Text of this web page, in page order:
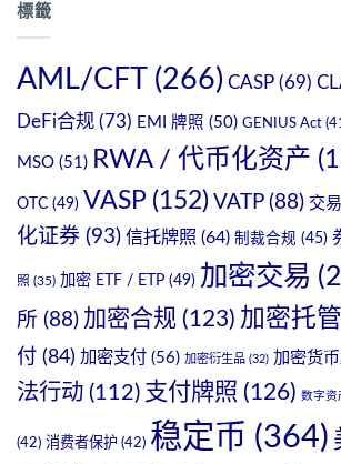
標籤
AML/CFT (266) CASP (69)
DeFi合规 (73) EMI 牌照 (50) GENIUS Act
MSO (51) RWA / 代币化资产
OTC (49) VASP (152) VATP(88) 交
化证券 (93) 信托牌照 (64) 制裁合规 (45)
照 (35) 加密 ETF / ETP (49) 加密交易
所 (88) 加密合规 (123) 加密托管
付 (84) 加密支付 (56) 加密衍生品 (32) 加密货
法行动 (112) 支付牌照 (126) 数字资
(42) 消费者保护 (42) 稳定币 (364)